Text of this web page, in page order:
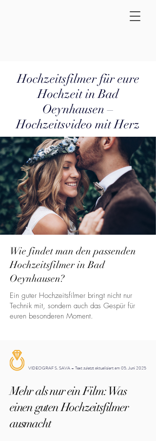
Hochzeitsfilmer für eure
Hochzeit in Bad
Oeynhausen –
Hochzeitsvideo mit Herz
Wie findet man den passenden
Hochzeitsfilmer in Bad
Oeynhausen?
Ein guter Hochzeitsfilmer bringt nicht nur
Technik mit, sondern auch das Gespür für
euren besonderen Moment.
VIDEOGRAF S. SAVA – Text zuletzt aktualisiert am 05. Juni 2025
Mehr als nur ein Film: Was
einen guten Hochzeitsfilmer
ausmacht